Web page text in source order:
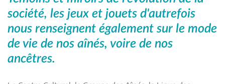
société, les jeux et jouets d'autrefois
nous renseignent également sur le mode
de vie de nos aînés, voire de nos
ancêtres.